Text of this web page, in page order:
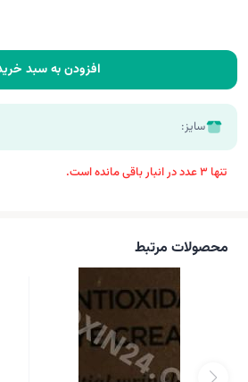
افزودن به سبد
سایز:
تنها 3 عدد در انبار باقی مانده است.
محصولات مرتبط